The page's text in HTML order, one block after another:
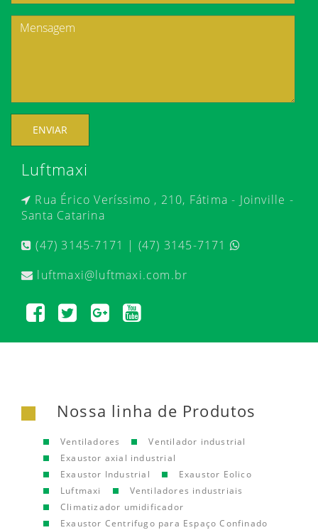
ENVIAR
Luftmaxi
Rua Érico Veríssimo , 210, Fátima - Joinville -
Santa Catarina
(47) 3145-7171 | (47) 3145-7171
luftmaxi@luftmaxi.com.br
Nossa linha de Produtos
Ventiladores
Ventilador industrial
Exaustor axial industrial
Exaustor Industrial
Exaustor Eolico
Luftmaxi
Ventiladores industriais
Climatizador umidificador
Exaustor Centrifugo para Espaço Confinado